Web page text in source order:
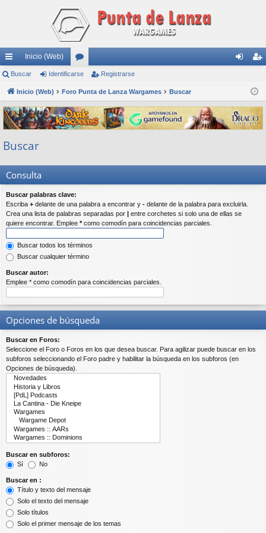
nl
ac
es
rá
pi
do
Inicio (Web)
or
os
fic
ar
ist
ra
rs
Buscar Identificarse Registrarse
Inicio (Web) Foro Punta de Lanza Wargames Buscar
Buscar
Consulta
Buscar palabras clave:
Escriba + delante de una palabra a encontrar y - delante de la palabra para excluirla.
Crea una lista de palabras separadas por
entre corchetes si solo una de ellas se
quiere encontrar. Emplee *como comodín para coincidencias parciales.
Buscar todos los términos
Buscar cualquier término
Buscar autor:
Emplee * como comodín para coincidencias parciales.
Opciones de búsqueda
Buscar en Foros:
Seleccione el Foro o Foros en los que desea buscar. Para agilizar puede buscar en los
subforos seleccionando el Foro padre y habilitar la búsqueda en los subforos (en
Opciones de búsqueda).
Buscar en subforos:
Sí
No
Buscar en :
Título y texto del mensaje
Solo el texto del mensaje
Solo títulos
Solo el primer mensaje de los temas